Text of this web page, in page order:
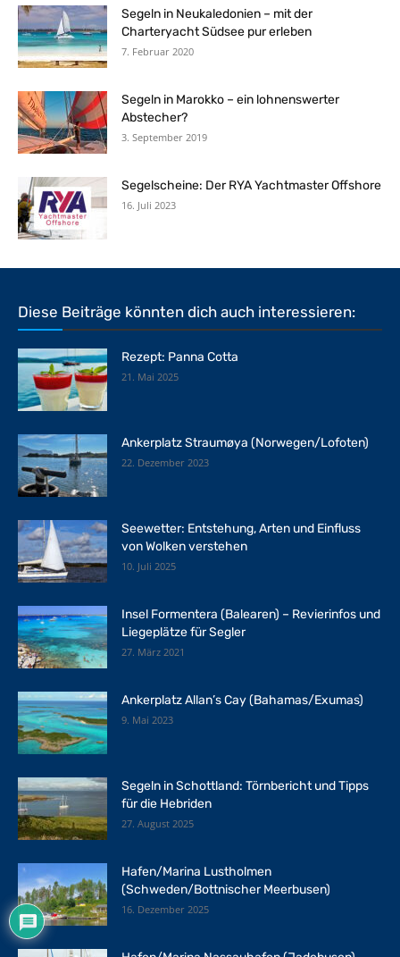
Segeln in Neukaledonien – mit der
Charteryacht Südsee pur erleben
7. Februar 2020
Segeln in Marokko – ein lohnenswerter
Abstecher?
3. September 2019
Segelscheine: Der RYA Yachtmaster Offshore
16. Juli 2023
Diese Beiträge könnten dich auch interessieren:
Rezept: Panna Cotta
21. Mai 2025
Ankerplatz Straumøya (Norwegen/Lofoten)
22. Dezember 2023
Seewetter: Entstehung, Arten und Einfluss
von Wolken verstehen
10. Juli 2025
Insel Formentera (Balearen) – Revierinfos und
Liegeplätze für Segler
27. März 2021
Ankerplatz Allan’s Cay (Bahamas/Exumas)
9. Mai 2023
Segeln in Schottland: Törnbericht und Tipps
für die Hebriden
27. August 2025
Hafen/Marina Lustholmen
(Schweden/Bottnischer Meerbusen)
16. Dezember 2025